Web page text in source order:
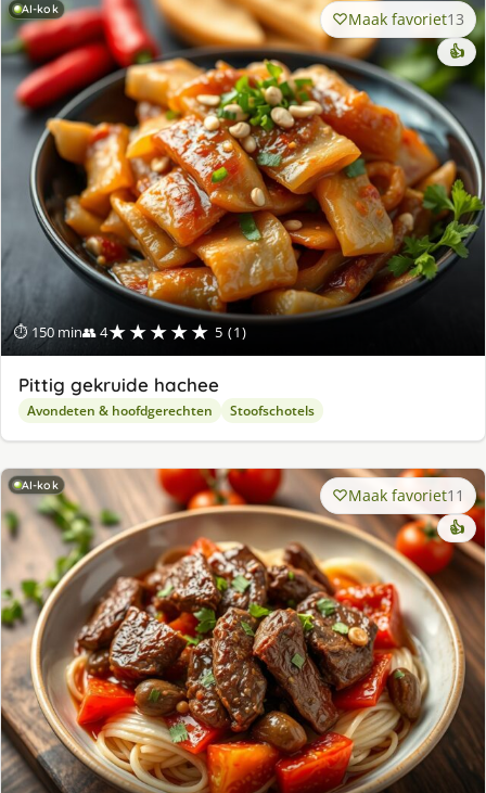
AI-kok
⏱ 150 min👥 4★★★★★ 5 (1)
Maak favoriet13
👍
Pittig gekruide hachee
Avondeten & hoofdgerechten Stoofschotels
AI-kok Maak favoriet11
👍